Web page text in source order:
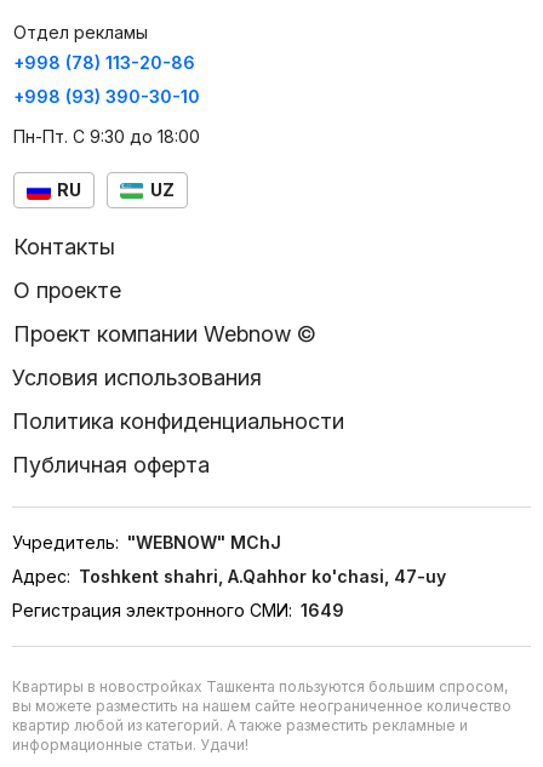
Отдел рекламы
+998 (78) 113-20-86
+998 (93) 390-30-10
Пн-Пт. С 9:30 до 18:00
RU UZ
Контакты
О проекте
Проект компании Webnow ©
Условия использования
Политика конфиденциальности
Публичная оферта
Учредитель: "WEBNOW" MChJ
Адрес: Toshkent shahri, A.Qahhor ko'chasi, 47-uy
Регистрация электронного СМИ: 1649
Квартиры в новостройках Ташкента пользуются большим спросом,
вы можете разместить на нашем сайте неограниченное количество
квартир любой из категорий. А также разместить рекламные и
информационные статьи. Удачи!